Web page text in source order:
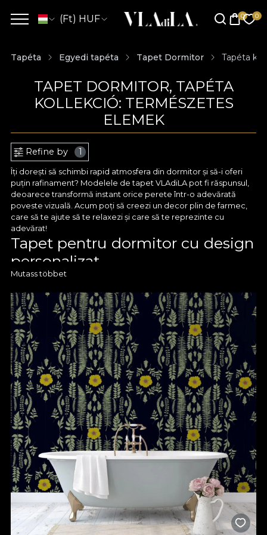
(Ft) HUF
Tapéta Egyedi tapéta Tapet Dormitor Tapéta
TAPET DORMITOR, TAPÉTA
KOLLEKCIÓ: TERMÉSZETES
ELEMEK
Refine by 1
Îți dorești să schimbi rapid atmosfera din dormitor și să-i oferi
puțin rafinament? Modelele de tapet VLAdiLA pot fi răspunsul,
deoarece transformă instant orice perete într-o adevărată
poveste vizuală. Acum poți să creezi un decor plin de farmec,
care să te ajute să te relaxezi și care să te reprezinte cu
adevărat!
Tapet pentru dormitor cu design
personalizat
o poveste unică prin fiecare culoare și detaliu, atunci merită să
descoperi colecțiile noastre de tapete pentru dormitor. Acum,
ai ocazia să-ți exprimi creativitatea și să creezi un ambient care
să surprindă ceea ce îți dorești. La VLAdiLA poți descoperi
numeroase opțiuni care se potrivesc cu diferite design-uri și ai
sprijinul nostru pentru a putea alege un model de poveste, de
care te vei bucura în fiecare zi. Un simplu tapet în dormitor
poate face diferența, așa că poți miza pe imprimeuri discrete,
în nuanțe neutre, dacă îți dorești un spațiu calm, relaxant, sau
poți opta pentru modele spectaculoase, dacă vrei să transformi
complet încăperea. Tu decizi!
Alege tapetul premium VLAdiLA
pentru un dormitor cu design
elegant
Orice tapet de dormitor pe care îl găsești la noi este proiectat
să reziste în timp, iar culorile și formele își păstrează
intensitatea, chiar și după mulți ani de utilizare. Pentru tine,
acest lucru înseamnă o investiție sigură și un decor care nu se
demodează. Mai mult, acum ai ocazia de a alege textura
Mutass többet